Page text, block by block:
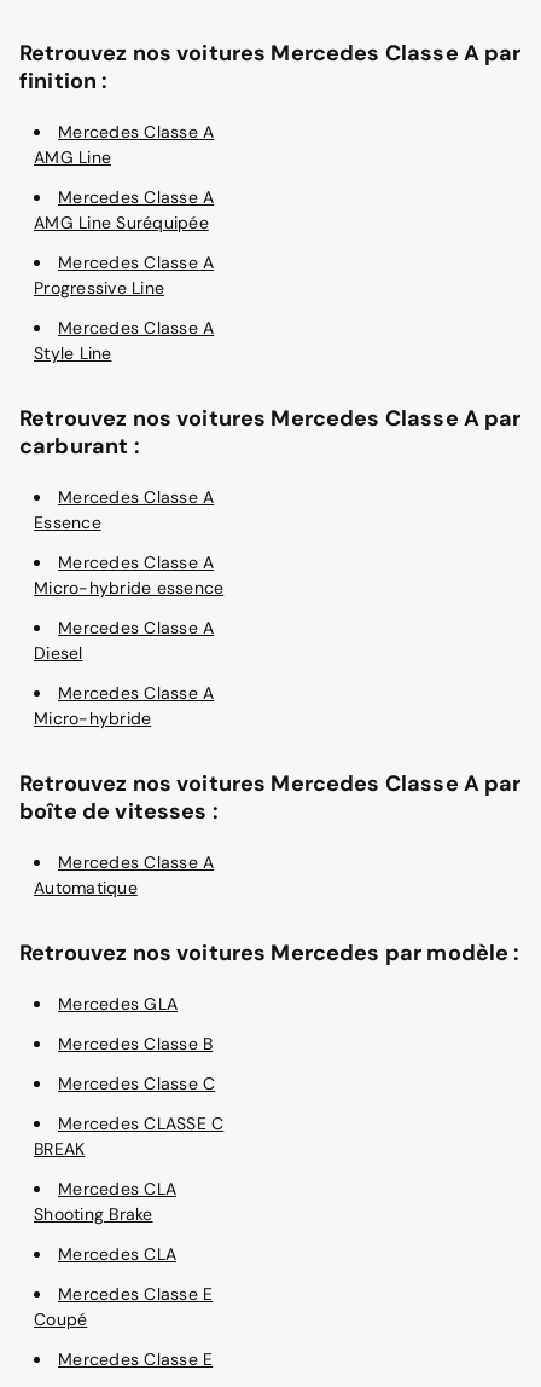
Retrouvez nos voitures Mercedes Classe A par
finition :
Mercedes Classe A
AMG Line
Mercedes Classe A
AMG Line Suréquipée
Mercedes Classe A
Progressive Line
Mercedes Classe A
Style Line
Retrouvez nos voitures Mercedes Classe A par
carburant :
Mercedes Classe A
Essence
Mercedes Classe A
Micro-hybride essence
Mercedes Classe A
Diesel
Mercedes Classe A
Micro-hybride
Retrouvez nos voitures Mercedes Classe A par
boîte de vitesses :
Mercedes Classe A
Automatique
Retrouvez nos voitures Mercedes par modèle :
Mercedes GLA
Mercedes Classe B
Mercedes Classe C
Mercedes CLASSE C
BREAK
Mercedes CLA
Shooting Brake
Mercedes CLA
Mercedes Classe E
Coupé
Mercedes Classe E